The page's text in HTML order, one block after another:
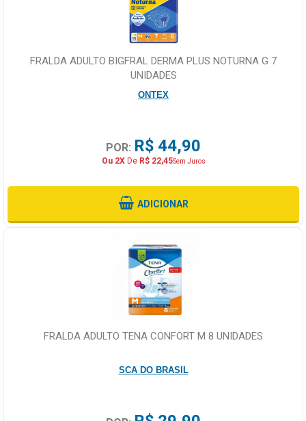
FRALDA ADULTO BIGFRAL DERMA PLUS NOTURNA G 7
UNIDADES
ONTEX
POR: R$ 44,90
Ou 2XDe R$ 22,45Sem Juros
ADICIONAR
FRALDA ADULTO TENA CONFORT M 8 UNIDADES
SCA DO BRASIL